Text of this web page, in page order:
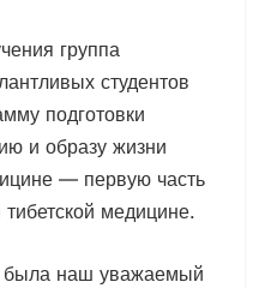
группа
студентов
подготовки
и образу жизни
— первую часть
медицине.
была наш уважаемый